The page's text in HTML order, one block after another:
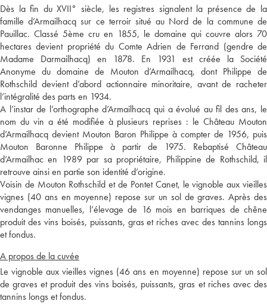
Dès la fin du XVII° siècle, les registres signalent la présence de la
famille d’Armailhacq sur ce terroir situé au Nord de la commune de
Pauillac. Classé 5ème cru en 1855, le domaine qui couvre alors 70
hectares devient propriété du Comte Adrien de Ferrand (gendre de
Madame Darmailhacq) en 1878. En 1931 est créée la Société
Anonyme du domaine de Mouton d’Armailhacq, dont Philippe de
Rothschild devient d’abord actionnaire minoritaire, avant de racheter
l’intégralité des parts en 1934.
A l’instar de l’orthographe d’Armailhacq qui a évolué au fil des ans, le
nom du vin a été modifiée à plusieurs reprises : le Château Mouton
d’Armailhacq devient Mouton Baron Philippe à compter de 1956, puis
Mouton Baronne Philippe à partir de 1975. Rebaptisé Château
d’Armailhac en 1989 par sa propriétaire, Philippine de Rothschild, il
retrouve ainsi en partie son identité d’origine.
Voisin de Mouton Rothschild et de Pontet Canet, le vignoble aux vieilles
vignes (40 ans en moyenne) repose sur un sol de graves. Après des
vendanges manuelles, l’élevage de 16 mois en barriques de chêne
produit des vins boisés, puissants, gras et riches avec des tannins longs
et fondus.
A propos de la cuvée
Le vignoble aux vieilles vignes (46 ans en moyenne) repose sur un sol
de graves et produit des vins boisés, puissants, gras et riches avec des
tannins longs et fondus.